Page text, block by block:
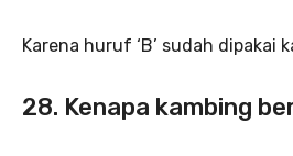
Karena huruf ‘B’ sudah dipakai
28. Kenapa kambing